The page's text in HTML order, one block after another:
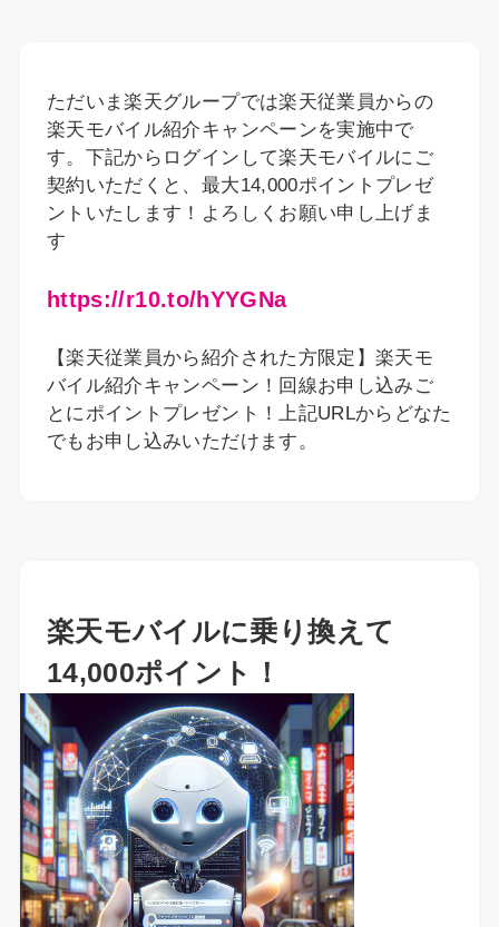
ただいま楽天グループでは楽天従業員からの
楽天モバイル紹介キャンペーンを実施中で
す。下記からログインして楽天モバイルにご
契約いただくと、最大14,000ポイントプレゼ
ントいたします！よろしくお願い申し上げま
す
https://r10.to/hYYGNa
【楽天従業員から紹介された方限定】楽天モ
バイル紹介キャンペーン！回線お申し込みご
とにポイントプレゼント！上記URLからどなた
でもお申し込みいただけます。
楽天モバイルに乗り換えて
14,000ポイント！